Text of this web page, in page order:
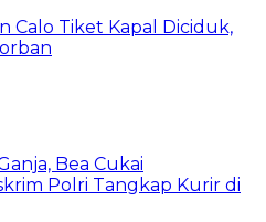
Calo Tiket Kapal Diciduk,
Bea Cukai
Polri Tangkap Kurir di